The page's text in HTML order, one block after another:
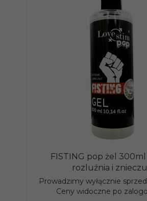
FISTING pop żel
rozluźnia i
Prowadzimy wyłącznie
Ceny widoczne po